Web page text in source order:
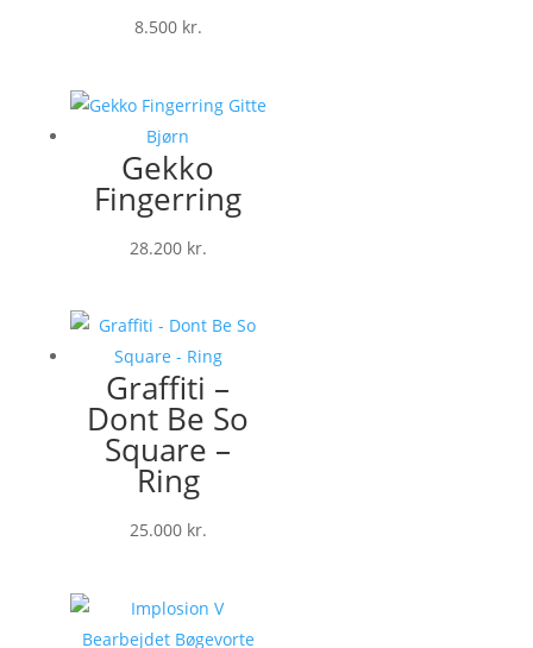
8.500 kr.
Gekko
Fingerring
28.200 kr.
Graffiti –
Dont Be So
Square –
Ring
25.000 kr.